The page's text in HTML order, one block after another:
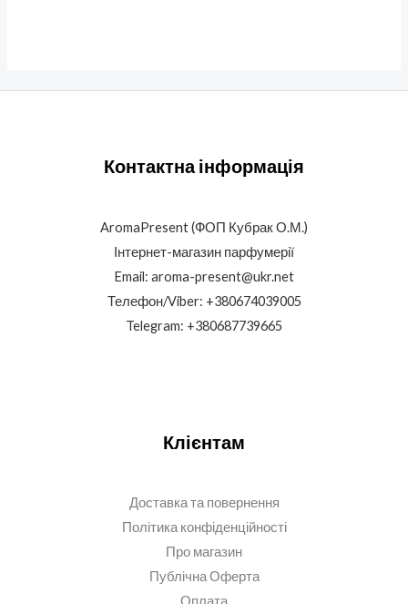
Контактна інформація
AromaPresent (ФОП Кубрак О.М.)
Інтернет-магазин парфумерії
Email: aroma-present@ukr.net
Телефон/Viber: +380674039005
Telegram: +380687739665
Клієнтам
Доставка та повернення
Політика конфіденційності
Про магазин
Публічна Оферта